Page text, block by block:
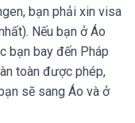
bạn phải xin visa
Nếu bạn ở Áo
bạn bay đến Pháp
toàn được phép,
sẽ sang Áo và ở